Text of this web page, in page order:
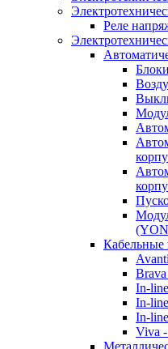
Реле
Кабельные
In-
In-
In-
Viva -